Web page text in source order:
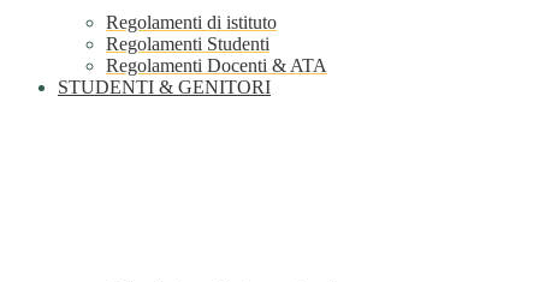
Regolamenti di istituto
Regolamenti Studenti
Regolamenti Docenti & ATA
STUDENTI & GENITORI